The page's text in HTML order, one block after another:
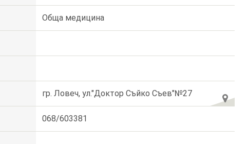
Обща медицина
гр. Ловеч, ул."Доктор Съйко Съев"№27
068/603381